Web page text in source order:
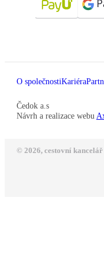
O společnostiKariéra
Čedok a.s
Návrh a realizace webu
© 2026, cestovní kancelář